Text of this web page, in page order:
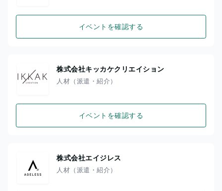
イベントを確認する
株式会社キッカケクリエイション
人材（派遣・紹介）
イベントを確認する
株式会社エイジレス
人材（派遣・紹介）